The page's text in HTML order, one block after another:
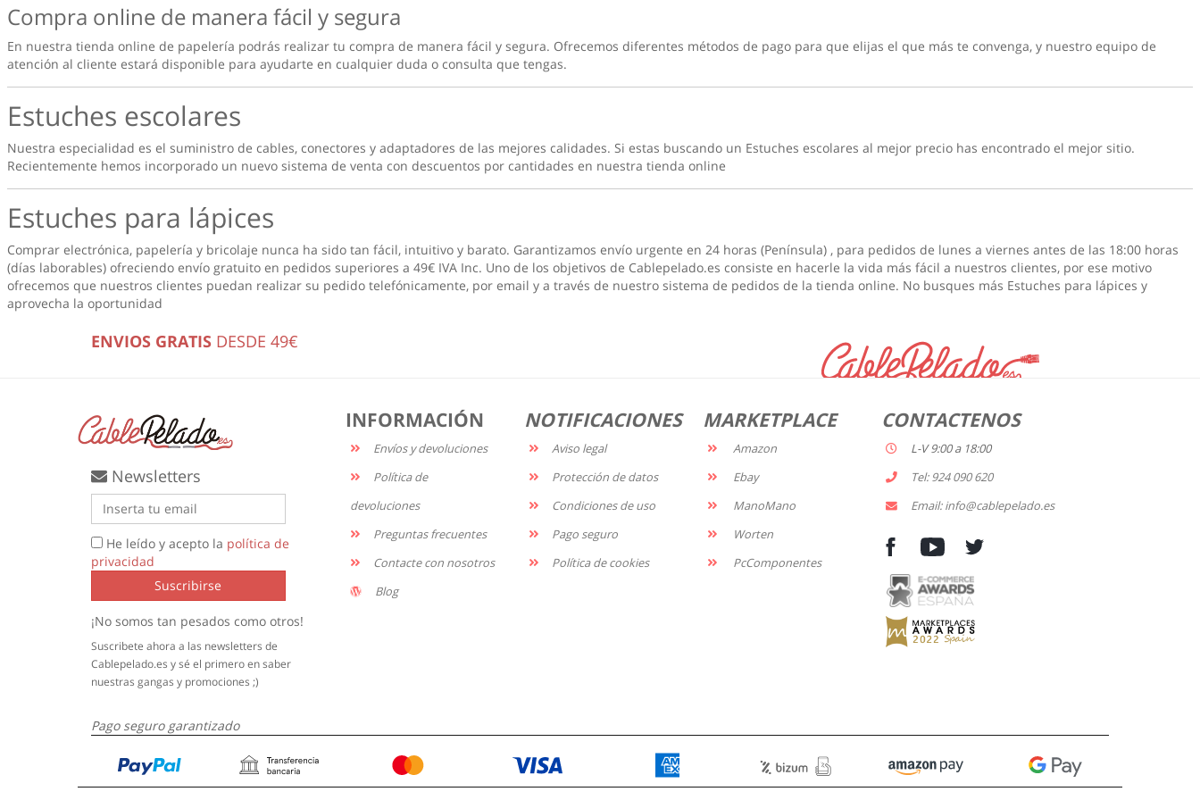
Compra online de manera fácil y segura
En nuestra tienda online de papelería podrás realizar tu compra de manera fácil y segura. Ofrecemos diferentes métodos de pago para que elijas el que más te convenga, y nuestro equipo de
atención al cliente estará disponible para ayudarte en cualquier duda o consulta que tengas.
Estuches escolares
Nuestra especialidad es el suministro de cables, conectores y adaptadores de las mejores calidades. Si estas buscando un Estuches escolares al mejor precio has encontrado el mejor sitio.
Recientemente hemos incorporado un nuevo sistema de venta con descuentos por cantidades en nuestra tienda online
Estuches para lápices
Comprar electrónica, papelería y bricolaje nunca ha sido tan fácil, intuitivo y barato. Garantizamos envío urgente en 24 horas (Península) , para pedidos de lunes a viernes antes de las 18:00 horas
(días laborables) ofreciendo envío gratuito en pedidos superiores a 49€ IVA Inc. Uno de los objetivos de Cablepelado.es consiste en hacerle la vida más fácil a nuestros clientes, por ese motivo
ofrecemos que nuestros clientes puedan realizar su pedido telefónicamente, por email y a través de nuestro sistema de pedidos de la tienda online. No busques más Estuches para lápices y
aprovecha la oportunidad
ENVIOS GRATIS DESDE 49€
Newsletters
He leído y acepto la política de
privacidad
Suscribirse
¡No somos tan pesados como otros!
Suscribete ahora a las newsletters de
Cablepelado.es y sé el primero en saber
nuestras gangas y promociones ;)
INFORMACIÓN
Envíos y devoluciones
Política de
devoluciones
Preguntas frecuentes
Contacte con nosotros
Blog
NOTIFICACIONES
Aviso legal
Protección de datos
Condiciones de uso
Pago seguro
Política de cookies
MARKETPLACE
Amazon
Ebay
ManoMano
Worten
PcComponentes
CONTACTENOS
L-V 9:00 a 18:00
Tel: 924 090 620
Email: info@cablepelado.es
Pago seguro garantizado